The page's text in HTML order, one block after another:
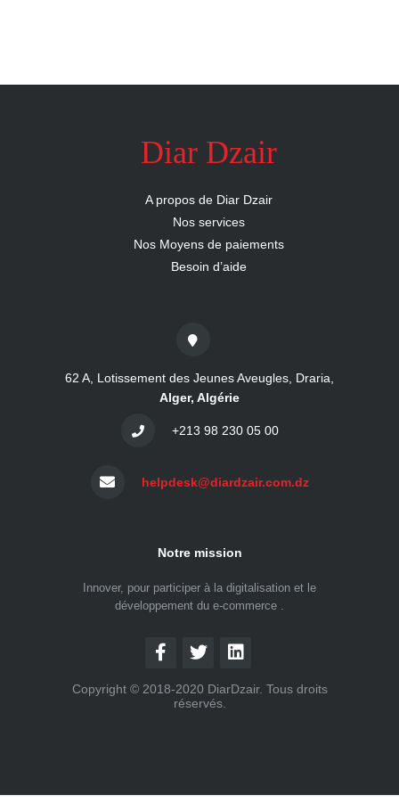
Diar Dzair
A propos de Diar Dzair
Nos services
Nos Moyens de paiements
Besoin d’aide
62 A, Lotissement des Jeunes Aveugles, Draria,
Alger, Algérie
+213 98 230 05 00
helpdesk@diardzair.com.dz
Notre mission
Innover, pour participer à la digitalisation et le
développement du e-commerce .
Copyright © 2018-2020 DiarDzair. Tous droits
réservés.